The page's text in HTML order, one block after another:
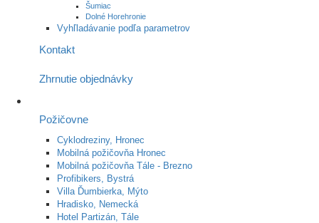
Šumiac
Dolné Horehronie
Vyhľladávanie podľa parametrov
Kontakt
Zhrnutie objednávky
Požičovne
Cyklodreziny, Hronec
Mobilná požičovňa Hronec
Mobilná požičovňa Tále - Brezno
Profibikers, Bystrá
Villa Ďumbierka, Mýto
Hradisko, Nemecká
Hotel Partizán, Tále